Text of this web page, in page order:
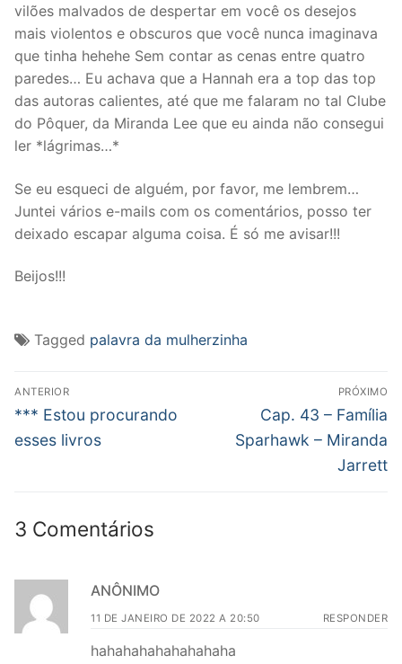
vilões malvados de despertar em você os desejos
mais violentos e obscuros que você nunca imaginava
que tinha hehehe Sem contar as cenas entre quatro
paredes… Eu achava que a Hannah era a top das top
das autoras calientes, até que me falaram no tal Clube
do Pôquer, da Miranda Lee que eu ainda não consegui
ler *lágrimas…*
Se eu esqueci de alguém, por favor, me lembrem…
Juntei vários e-mails com os comentários, posso ter
deixado escapar alguma coisa. É só me avisar!!!
Beijos!!!
Tagged palavra da mulherzinha
Navegação
de
Post
ANTERIOR
Post
anterior:
*** Estou procurando
esses livros
PRÓXIMO
Próximo
post:
Cap. 43 – Família
Sparhawk – Miranda
Jarrett
3 Comentários
ANÔNIMO
11 DE JANEIRO DE 2022 A 20:50 RESPONDER
hahahahahahahahaha